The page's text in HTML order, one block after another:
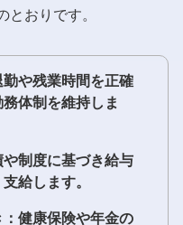
とおりです。
や残業時間を正確
体制を維持しま
制度に基づき給与
給します。
健康保険や年金の